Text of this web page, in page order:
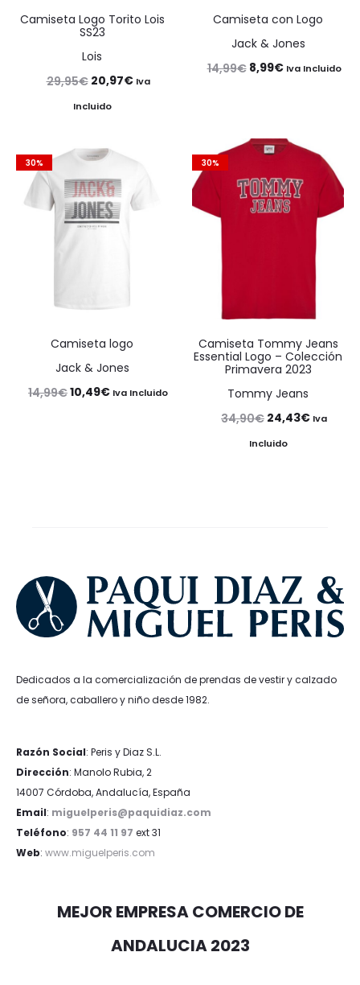
Camiseta Logo Torito Lois
SS23
Lois
29,95€ El
precio
era:
29,95€.
20,97€ElIva
Incluido
Camiseta con Logo
Jack & Jones
14,99€ El
era:
8,99€El
es:
Iva Incluido
30%
Camiseta logo
Jack & Jones
14,99€El
10,49€ElIva Incluido
30%
Camiseta Tommy Jeans
Essential Logo – Colección
Primavera 2023
Tommy Jeans
34,90€ El
precio
24,43€ElIva
Incluido
Dedicados a la comercialización de prendas de vestir y calzado
de señora, caballero y niño desde 1982.
Razón Social: Peris y Diaz S.L.
Dirección: Manolo Rubia, 2
14007 Córdoba, Andalucía, España
Email: miguelperis@paquidiaz.com
Teléfono: 957 44 11 97 ext 31
Web: www.miguelperis.com
MEJOR EMPRESA COMERCIO DE
ANDALUCIA 2023